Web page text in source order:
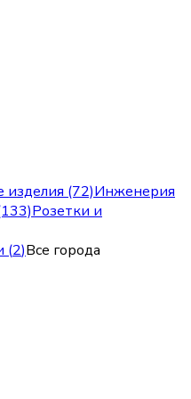
(72)Инженерия
Розетки и
(2)Все города